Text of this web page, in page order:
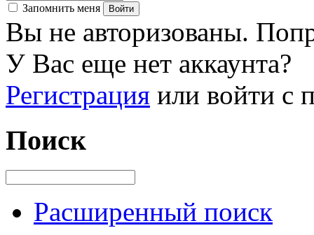
Запомнить меня
Вы не авторизованы.
У Вас еще нет аккаунта?
Регистрация или войти с
Поиск
Расширенный поиск